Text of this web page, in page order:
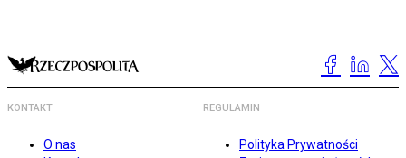
KONTAKT
O nas
REGULAMIN
Polityka Prywatności